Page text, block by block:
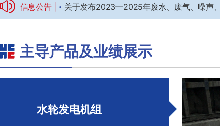
信息公告 | · 关于发布2023—2025年废水、废气、噪声
主导产品及业绩展示
水轮发电机组